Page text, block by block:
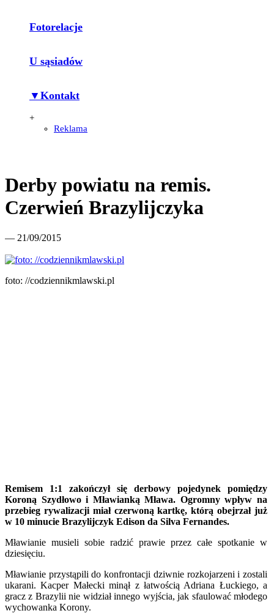
Fotorelacje
U sąsiadów
▼Kontakt
+
Reklama
Derby powiatu na remis.
Czerwień Brazylijczyka
— 21/09/2015
foto: //codziennikmlawski.pl
Remisem 1:1 zakończył się derbowy pojedynek pomiędzy
Koroną Szydłowo i Mławianką Mława. Ogromny wpływ na
przebieg rywalizacji miał czerwoną kartkę, którą obejrzał już
w 10 minucie Brazylijczyk Edison da Silva Fernandes.
Mławianie musieli sobie radzić prawie przez całe spotkanie w
dziesięciu.
Mławianie przystąpili do konfrontacji dziwnie rozkojarzeni i zostali
ukarani. Kacper Małecki minął z łatwością Adriana Łuckiego, a
gracz z Brazylii nie widział innego wyjścia, jak sfaulować młodego
wychowanka Korony.